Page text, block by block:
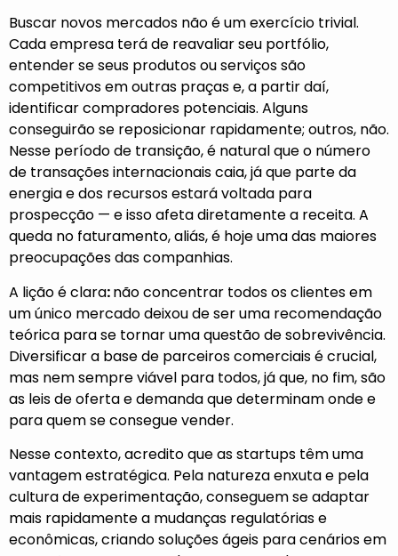
Buscar novos mercados não é um exercício trivial.
Cada empresa terá de reavaliar seu portfólio,
entender se seus produtos ou serviços são
competitivos em outras praças e, a partir daí,
identificar compradores potenciais. Alguns
conseguirão se reposicionar rapidamente; outros, não.
Nesse período de transição, é natural que o número
de transações internacionais caia, já que parte da
energia e dos recursos estará voltada para
prospecção — e isso afeta diretamente a receita. A
queda no faturamento, aliás, é hoje uma das maiores
preocupações das companhias.
A lição é clara:não concentrar todos os clientes em
um único mercado deixou de ser uma recomendação
teórica para se tornar uma questão de sobrevivência.
Diversificar a base de parceiros comerciais é crucial,
mas nem sempre viável para todos, já que, no fim, são
as leis de oferta e demanda que determinam onde e
para quem se consegue vender.
Nesse contexto, acredito que as startups têm uma
vantagem estratégica. Pela natureza enxuta e pela
cultura de experimentação, conseguem se adaptar
mais rapidamente a mudanças regulatórias e
econômicas, criando soluções ágeis para cenários em